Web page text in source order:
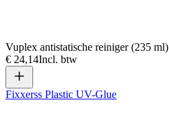
Vuplex antistatische reiniger (235 ml)
€ 24,14Incl. btw
Fixxerss Plastic UV-Glue